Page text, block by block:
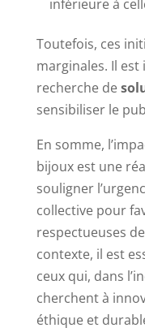
inférieure à
Toutefois, ces
marginales. Il
recherche de
sensibiliser le
En somme,
bijoux est une
souligner
collective pour
respectueuses
contexte, il est
ceux qui, dans
cherchent à
éthique et